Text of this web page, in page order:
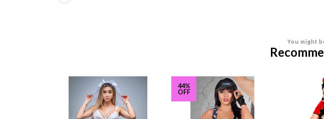
You might
44%
OFF